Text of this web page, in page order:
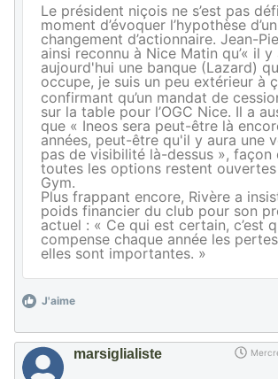
Le président niçois ne s’est pas
moment d’évoquer l’hypothèse d’un
changement d’actionnaire. Jean-
ainsi reconnu à Nice Matin qu’« il y
aujourd'hui une banque (Lazard)
occupe, je suis un peu extérieur à
confirmant qu’un mandat de
sur la table pour l’OGC Nice. Il a
que « Ineos sera peut-être là
années, peut-être qu'il y aura une
pas de visibilité là-dessus », façon
toutes les options restent
Gym.
Plus frappant encore, Rivère a
poids financier du club pour son
actuel : « Ce qui est certain, c’est
compense chaque année les
elles sont importantes. »
J'aime
marsiglialiste